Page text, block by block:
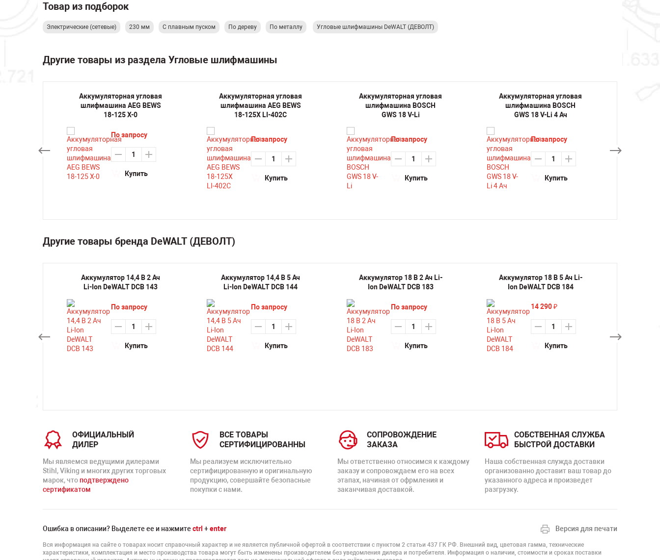
Товар из подборок
Электрические (сетевые) 230 мм С плавным пуском По дереву По металлу Угловые шлифмашины DeWALT (ДЕВОЛТ)
Другие товары из раздела Угловые шлифмашины
Аккумуляторная угловая
шлифмашина AEG BEWS
18-125 X-0
По запросу
Купить
Аккумуляторная угловая
шлифмашина AEG BEWS
18-125Х LI-402C
По запросу
Купить
Аккумуляторная угловая
шлифмашина BOSCH
GWS 18 V-Li
По запросу
Купить
Аккумуляторная угловая
шлифмашина BOSCH
GWS 18 V-Li 4 Ач
По запросу
Купить
Другие товары бренда DeWALT (ДЕВОЛТ)
Аккумулятор 14,4 В 2 Ач
Li-Ion DeWALT DCB 143
По запросу
Купить
Аккумулятор 14,4 В 5 Ач
Li-Ion DeWALT DCB 144
По запросу
Купить
Аккумулятор 18 В 2 Ач Li-
Ion DeWALT DCB 183
По запросу
Купить
Аккумулятор 18 В 5 Ач Li-
Ion DeWALT DCB 184
14 290 ₽
Купить
ОФИЦИАЛЬНЫЙ
ДИЛЕР
Мы являемся ведущими дилерами
Stihl, Viking и многих других торговых
марок, что подтверждено
сертификатом
ВСЕ ТОВАРЫ
СЕРТИФИЦИРОВАННЫ
Мы реализуем исключительно
сертифицированную и оригинальную
продукцию, совершайте безопасные
покупки с нами.
СОПРОВОЖДЕНИЕ
ЗАКАЗА
Мы ответственно относимся к каждому
заказу и сопровождаем его на всех
этапах, начиная от офрмления и
заканчивая доставкой.
СОБСТВЕННАЯ СЛУЖБА
БЫСТРОЙ ДОСТАВКИ
Наша собственная служда доставки
организованно доставит ваш товар до
указанного адреса и произведет
разгрузку.
Ошибка в описании? Выделете ее и нажмите ctrl +enter Версия для печати
Вся информация на сайте о товарах носит справочный характер и не является публичной офертой в соответствии с пунктом 2 статьи 437 ГК РФ. Внешний вид, цветовая гамма, технические
характеристики, комплектация и место производства товара могут быть изменены производителем без уведомления дилера и потребителя. Информация о наличии, стоимости и сроках поставки